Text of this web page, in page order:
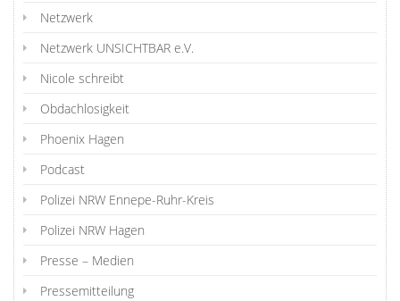
Netzwerk
Netzwerk UNSICHTBAR e.V.
Nicole schreibt
Obdachlosigkeit
Phoenix Hagen
Podcast
Polizei NRW Ennepe-Ruhr-Kreis
Polizei NRW Hagen
Presse – Medien
Pressemitteilung